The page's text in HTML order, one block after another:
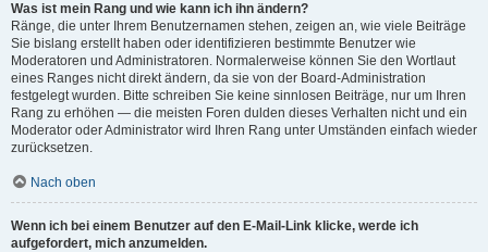
Was ist mein Rang und wie kann ich ihn ändern?
Ränge, die unter Ihrem Benutzernamen stehen, zeigen an, wie viele Beiträge
Sie bislang erstellt haben oder identifizieren bestimmte Benutzer wie
Moderatoren und Administratoren. Normalerweise können Sie den Wortlaut
eines Ranges nicht direkt ändern, da sie von der Board-Administration
festgelegt wurden. Bitte schreiben Sie keine sinnlosen Beiträge, nur um Ihren
Rang zu erhöhen — die meisten Foren dulden dieses Verhalten nicht und ein
Moderator oder Administrator wird Ihren Rang unter Umständen einfach wieder
zurücksetzen.
Nach oben
Wenn ich bei einem Benutzer auf den E-Mail-Link klicke, werde ich
aufgefordert, mich anzumelden.